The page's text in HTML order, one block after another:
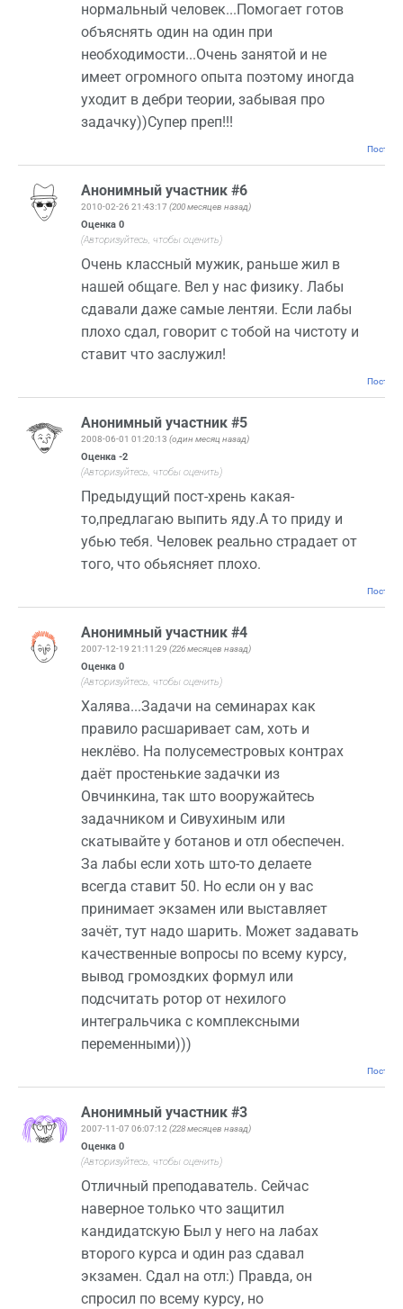
нормальный человек...Помогает готов
объяснять один на один при
необходимости...Очень занятой и не
имеет огромного опыта поэтому иногда
уходит в дебри теории, забывая про
задачку))Супер преп!!!
Анонимный участник #6
2010-02-26 21:43:17 (200 месяцев назад)
Оценка 0
(Авторизуйтесь, чтобы оценить)
Очень классный мужик, раньше жил в
нашей общаге. Вел у нас физику. Лабы
сдавали даже самые лентяи. Если лабы
плохо сдал, говорит с тобой на чистоту и
ставит что заслужил!
Анонимный участник #5
2008-06-01 01:20:13 (один месяц назад)
Оценка -2
(Авторизуйтесь, чтобы оценить)
Предыдущий пост-хрень какая-
то,предлагаю выпить яду.А то приду и
убью тебя. Человек реально страдает от
того, что обьясняет плохо.
Анонимный участник #4
2007-12-19 21:11:29 (226 месяцев назад)
Оценка 0
(Авторизуйтесь, чтобы оценить)
Халява...Задачи на семинарах как
правило расшаривает сам, хоть и
неклёво. На полусеместровых контрах
даёт простенькие задачки из
Овчинкина, так што вооружайтесь
задачником и Сивухиным или
скатывайте у ботанов и отл обеспечен.
За лабы если хоть што-то делаете
всегда ставит 50. Но если он у вас
принимает экзамен или выставляет
зачёт, тут надо шарить. Может задавать
качественные вопросы по всему курсу,
вывод громоздких формул или
подсчитать ротор от нехилого
интегральчика с комплексными
переменными)))
Анонимный участник #3
2007-11-07 06:07:12 (228 месяцев назад)
Оценка 0
(Авторизуйтесь, чтобы оценить)
Отличный преподаватель. Сейчас
наверное только что защитил
кандидатскую Был у него на лабах
второго курса и один раз сдавал
экзамен. Сдал на отл:) Правда, он
спросил по всему курсу, но